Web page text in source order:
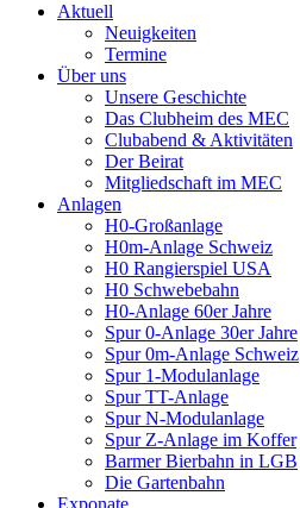
Aktuell
Neuigkeiten
Termine
Über uns
Unsere Geschichte
Das Clubheim des MEC
Clubabend & Aktivitäten
Der Beirat
Mitgliedschaft im MEC
Anlagen
H0-Großanlage
H0m-Anlage Schweiz
H0 Rangierspiel USA
H0 Schwebebahn
H0-Anlage 60er Jahre
Spur 0-Anlage 30er Jahre
Spur 0m-Anlage Schweiz
Spur 1-Modulanlage
Spur TT-Anlage
Spur N-Modulanlage
Spur Z-Anlage im Koffer
Barmer Bierbahn in LGB
Die Gartenbahn
Exponate